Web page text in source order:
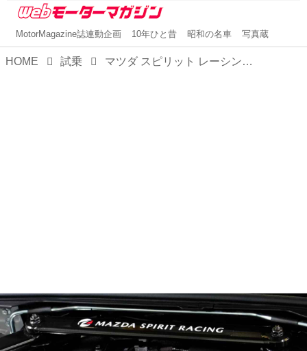
MotorMagazine誌連動企画 10年ひと昔 昭和の名車 写真蔵
HOME 試乗 マツダ スピリット レーシング ロードスター12Rが魅せた、上質感溢れるスポーツスピリット。ジェラシーとともに第二弾への期待が募る！